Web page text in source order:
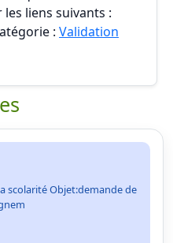
liens suivants :
: Validation
scolarité Objet:demande de